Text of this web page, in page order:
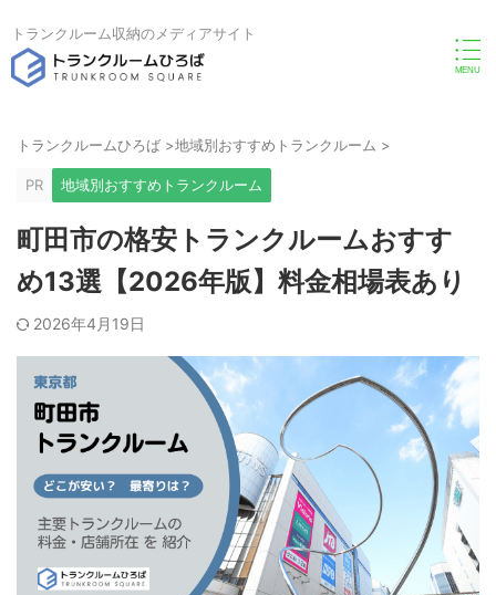
トランクルーム収納のメディアサイト
トランクルームひろば >地域別おすすめトランクルーム >
PR 地域別おすすめトランクルーム
町田市の格安トランクルームおすす
め13選【2026年版】料金相場表あり
2026年4月19日